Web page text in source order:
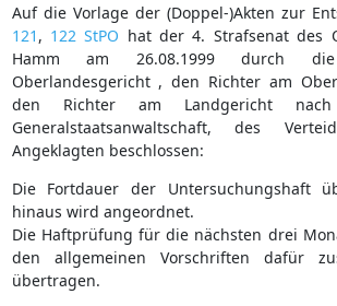
Auf die Vorlage der (Doppel-)Akten zur
121 , 122 StPO hat der 4. Strafsenat des
Hamm am 26.08.1999 durch
Oberlandesgericht , den Richter am
den Richter am Landgericht
Generalstaatsanwaltschaft, des
Angeklagten beschlossen:
Die Fortdauer der Untersuchungshaft
hinaus wird angeordnet.
Die Haftprüfung für die nächsten drei
den allgemeinen Vorschriften dafür
übertragen.